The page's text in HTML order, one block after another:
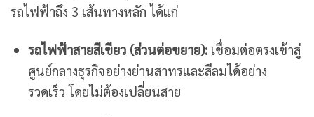
รถไฟฟ้าถึง 3 เส้นทางหลัก ได้แก่
รถไฟฟ้าสายสีเขียว (ส่วนต่อขยาย):เชื่อมต่อตรงเข้าสู่
ศูนย์กลางธุรกิจอย่างย่านสาทรและสีลมได้อย่าง
รวดเร็ว โดยไม่ต้องเปลี่ยนสาย